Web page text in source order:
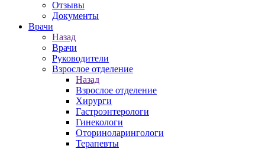
Отзывы
Документы
Врачи
Назад
Врачи
Руководители
Взрослое отделение
Назад
Взрослое отделение
Хирурги
Гастроэнтерологи
Гинекологи
Оториноларингологи
Терапевты